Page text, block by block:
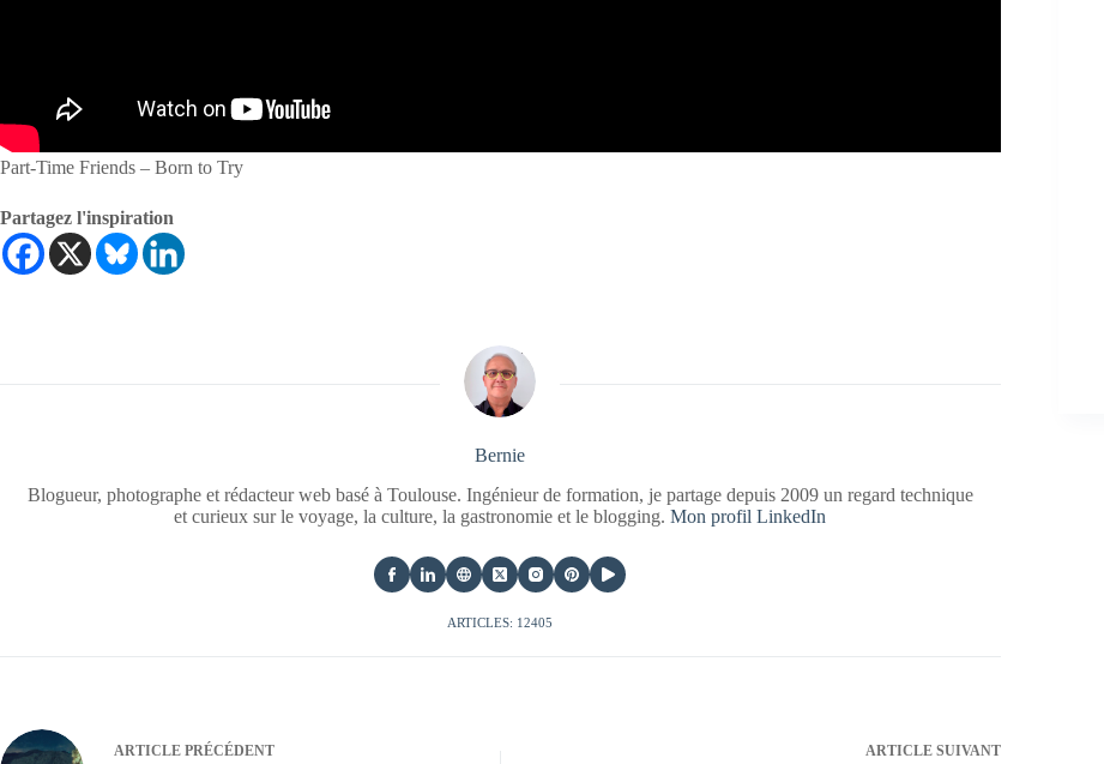
Part-Time Friends – Born to Try
Partagez l'inspiration
Bernie
Blogueur, photographe et rédacteur web basé à Toulouse. Ingénieur de formation, je partage depuis 2009 un regard technique
et curieux sur le voyage, la culture, la gastronomie et le blogging.Mon profil LinkedIn
ARTICLES: 12405
ARTICLE PRÉCÉDENT ARTICLESUIVANT